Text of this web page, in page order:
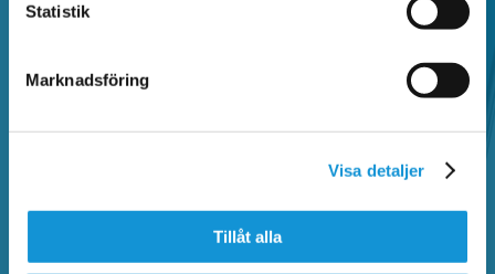
Statistik
Marknadsföring
Visa detaljer
Tillåt alla
Sök bland vanliga frågor och hitta information
betalautomater, parkeringsanmärkning,
kontrollavgift och annat som rör parkering.
SÖK BLAND VANLIGA FRÅGOR